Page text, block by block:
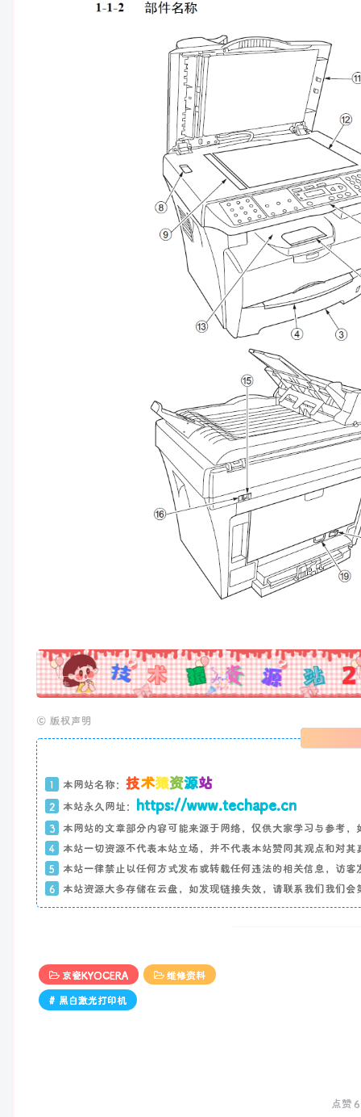
广告
© 版权声明
1 本网站名称： 技术猿资源站
2 本站永久网址： https://www.techape.cn
3
本网站的文章部分内容可能来源于网络，仅供大家学习与参考
4
本站一切资源不代表本站立场，并不代表本站赞同其观点和对其
5
本站一律禁止以任何方式发布或转载任何违法的相关信息，访客
6
本站资源大多存储在云盘，如发现链接失效，请联系我们我们会
京瓷KYOCERA
维修资料
# 黑白激光打印机
点赞 6